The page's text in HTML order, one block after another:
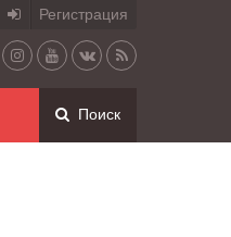
Регистрация
Поиск